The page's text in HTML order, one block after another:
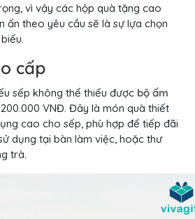
vì vậy các hộp quà tặng cao
ấn theo yêu cầu sẽ là sự lựa chọn
cấp
sếp không thể thiếu được bộ ấm
VNĐ. Đây là món quà thiết
cao cho sếp, phù hợp để tiếp đãi
dụng tại bàn làm việc, hoặc thư
trà.